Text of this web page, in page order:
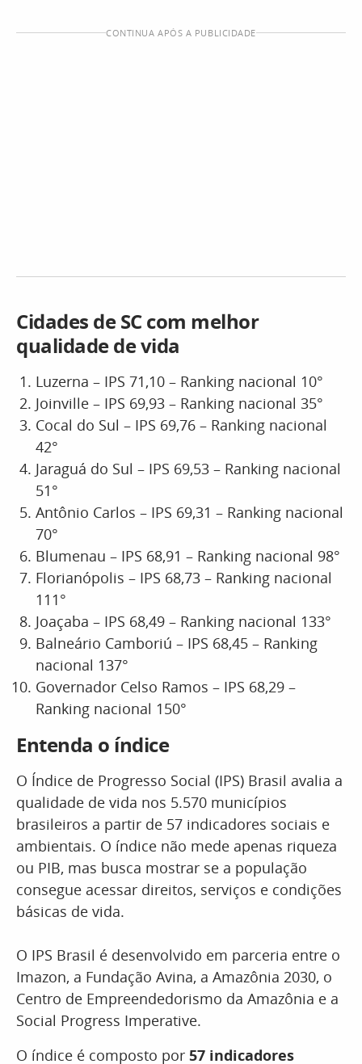
CONTINUA APÓS A PUBLICIDADE
Cidades de SC com melhor
qualidade de vida
Luzerna – IPS 71,10 – Ranking nacional 10°
Joinville – IPS 69,93 – Ranking nacional 35°
Cocal do Sul – IPS 69,76 – Ranking nacional
42°
Jaraguá do Sul – IPS 69,53 – Ranking nacional
51°
Antônio Carlos – IPS 69,31 – Ranking nacional
70°
Blumenau – IPS 68,91 – Ranking nacional 98°
Florianópolis – IPS 68,73 – Ranking nacional
111°
Joaçaba – IPS 68,49 – Ranking nacional 133°
Balneário Camboriú – IPS 68,45 – Ranking
nacional 137°
Governador Celso Ramos – IPS 68,29 –
Ranking nacional 150°
Entenda o índice
O Índice de Progresso Social (IPS) Brasil avalia a
qualidade de vida nos 5.570 municípios
brasileiros a partir de 57 indicadores sociais e
ambientais. O índice não mede apenas riqueza
ou PIB, mas busca mostrar se a população
consegue acessar direitos, serviços e condições
básicas de vida.
O IPS Brasil é desenvolvido em parceria entre o
Imazon, a Fundação Avina, a Amazônia 2030, o
Centro de Empreendedorismo da Amazônia e a
Social Progress Imperative.
O índice é composto por 57 indicadores